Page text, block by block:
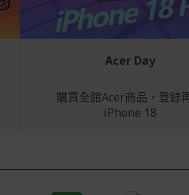
Acer Day
購買全館Acer商品，登錄
iPhone 18